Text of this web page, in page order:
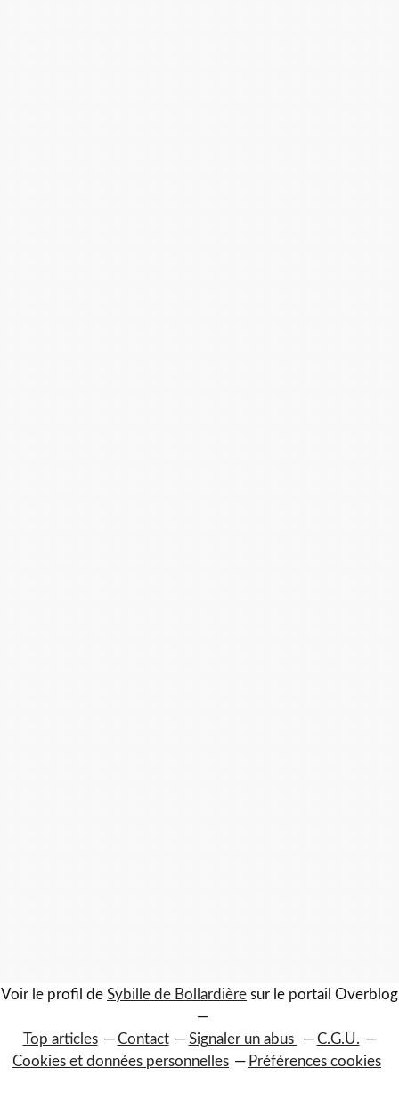
Voir le profil de Sybille de Bollardière sur le portail Overblog
Top articles Contact Signaler un abus
C.G.U.
Cookies et données personnelles
Préférences cookies